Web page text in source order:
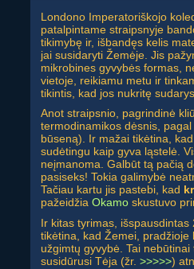
Londono Imperatoriškojo
patalpintame straipsnyje
tikimybę ir, išbandęs kelis
jai susidaryti Žemėje. Jis
mikrobines gyvybės formas,
vietoje, reikiamu metu ir
tikintis, kad jos nukritę
Anot straipsnio, pagrindinė
termodinamikos dėsnis,
būseną). Ir mažai tikėtina,
sudėtingu kaip gyva ląstelė.
neįmanoma. Galbūt tą pačią
pasiseks! Tokia galimybė
Tačiau kartu jis pastebi, kad
pažeidžia Okamo skustuvo
Ir kitas tyrimas, išspausdintas
tikėtina, kad Žemei,
užgimtų gyvybė. Tai
susidūrusi Tėja (žr. >>>>>)